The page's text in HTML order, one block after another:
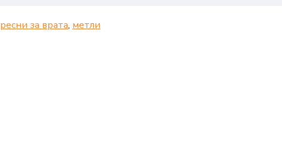
ресни за врата, метли